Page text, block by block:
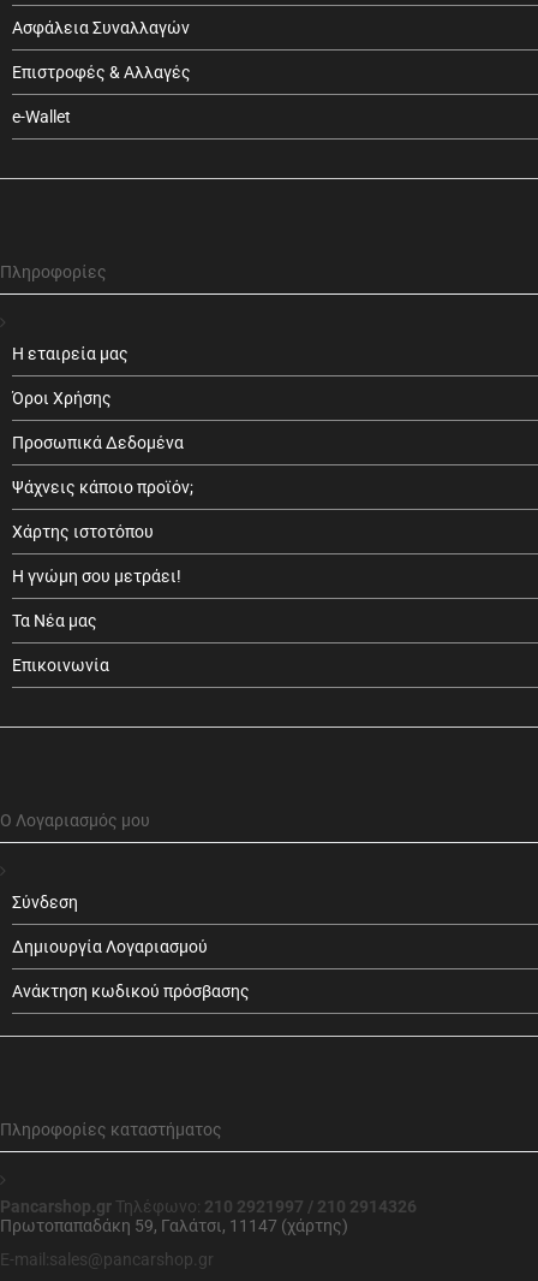
Ασφάλεια Συναλλαγών
Επιστροφές & Αλλαγές
e-Wallet
Πληροφορίες
Η εταιρεία μας
Όροι Χρήσης
Προσωπικά Δεδομένα
Ψάχνεις κάποιο προϊόν;
Χάρτης ιστοτόπου
Η γνώμη σου μετράει!
Τα Νέα μας
Επικοινωνία
Ο Λογαριασμός μου
Σύνδεση
Δημιουργία Λογαριασμού
Ανάκτηση κωδικού πρόσβασης
Πληροφορίες καταστήματος
Pancarshop.gr Τηλέφωνο: 210 2921997 / 210 2914326
Πρωτοπαπαδάκη 59, Γαλάτσι, 11147 (χάρτης)
E-mail:sales@pancarshop.gr